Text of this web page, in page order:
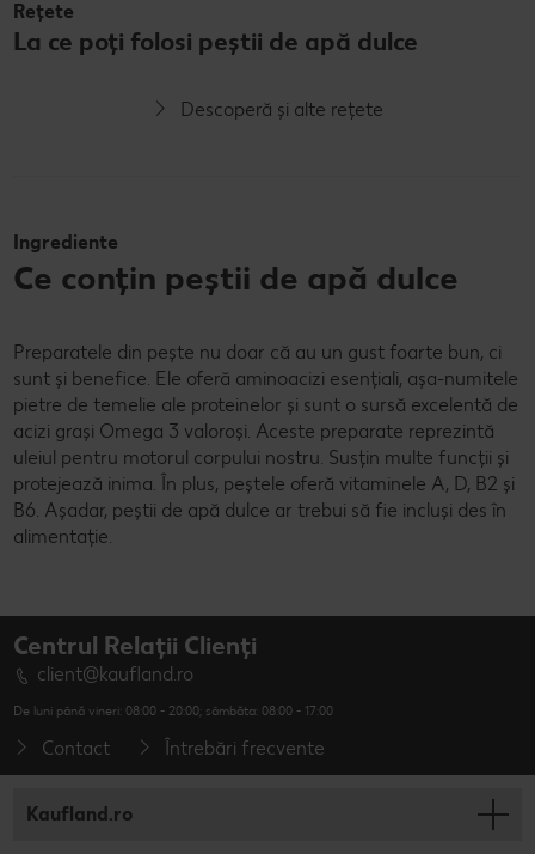
Rețete
La ce poți folosi peștii de apă dulce
Descoperă și alte rețete
Ingrediente
Ce conțin peștii de apă dulce
Preparatele din pește nu doar că au un gust foarte bun, ci
sunt și benefice. Ele oferă aminoacizi esențiali, așa-numitele
pietre de temelie ale proteinelor și sunt o sursă excelentă de
acizi grași Omega 3 valoroși. Aceste preparate reprezintă
uleiul pentru motorul corpului nostru. Susțin multe funcții și
protejează inima. În plus, peștele oferă vitaminele A, D, B2 și
B6. Așadar, peștii de apă dulce ar trebui să fie incluși des în
alimentație.
Centrul Relații Clienți
client@kaufland.ro
De luni până vineri: 08:00 - 20:00; sâmbăta: 08:00 - 17:00
Contact Întrebări frecvente
Kaufland.ro